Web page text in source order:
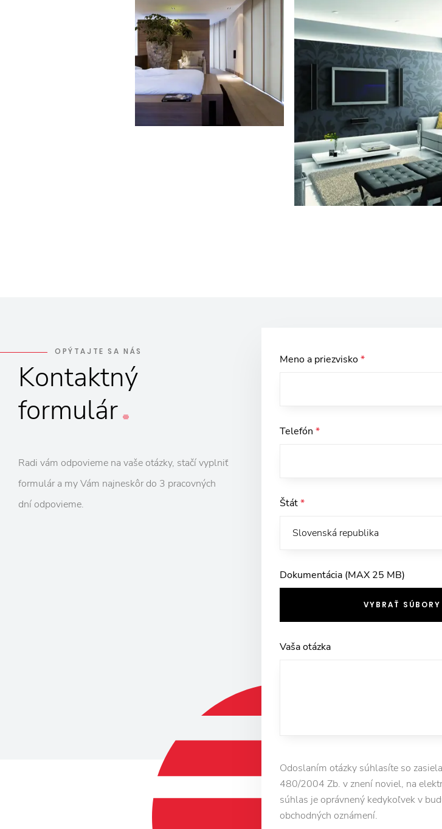
OPÝTAJTE SA NÁS
Kontaktný
formulár
Radi vám odpovieme na vaše otázky, stačí vyplniť
formulár a my Vám najneskôr do 3 pracovných
dní odpovieme.
Meno a priezvisko*
Telefón *
Štát*
Dokumentácia (MAX 25 MB)
VYBRAŤ SÚBORY
Vaša otázka
Odoslaním otázky súhlasíte so
480/2004 Zb. v znení noviel, na
súhlas je oprávnený kedykoľvek v
obchodných oznámení.